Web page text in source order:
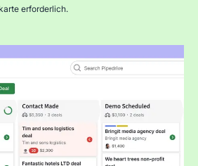
erforderlich.